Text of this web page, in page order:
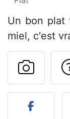
Un bon plat
miel, c'est